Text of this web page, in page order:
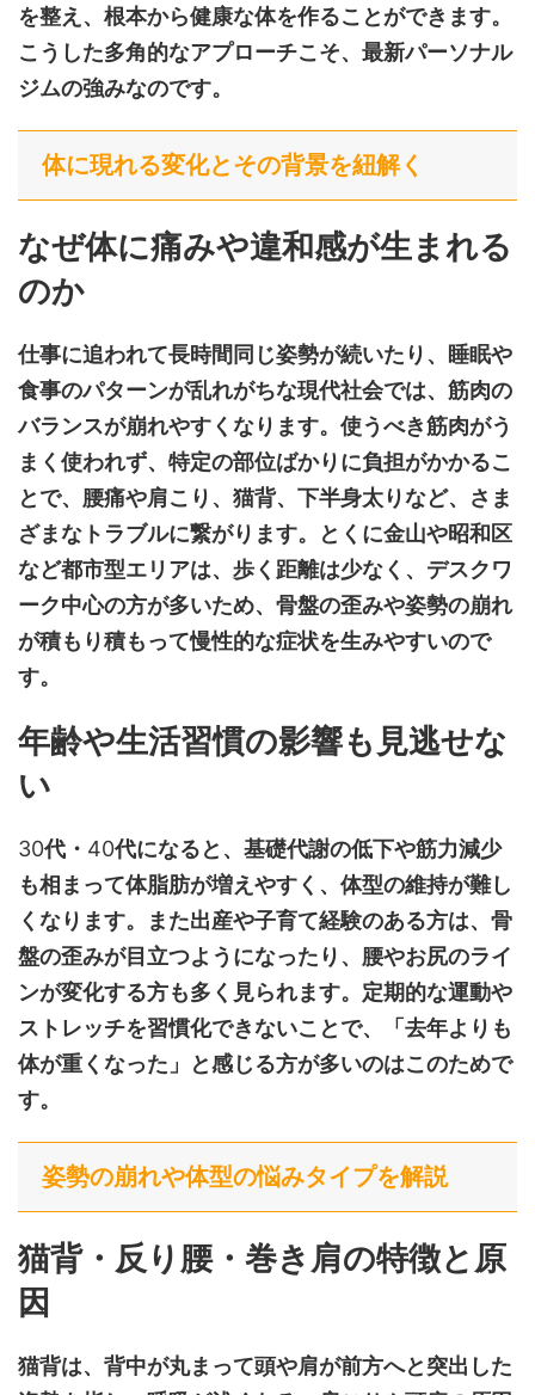
を整え、根本から健康な体を作ることができます。
こうした多角的なアプローチこそ、最新パーソナル
ジムの強みなのです。
体に現れる変化とその背景を紐解く
なぜ体に痛みや違和感が生まれる
のか
仕事に追われて長時間同じ姿勢が続いたり、睡眠や
食事のパターンが乱れがちな現代社会では、筋肉の
バランスが崩れやすくなります。使うべき筋肉がう
まく使われず、特定の部位ばかりに負担がかかるこ
とで、腰痛や肩こり、猫背、下半身太りなど、さま
ざまなトラブルに繋がります。とくに金山や昭和区
など都市型エリアは、歩く距離は少なく、デスクワ
ーク中心の方が多いため、骨盤の歪みや姿勢の崩れ
が積もり積もって慢性的な症状を生みやすいので
す。
年齢や生活習慣の影響も見逃せな
い
30代・ 40代になると、基礎代謝の低下や筋力減少
も相まって体脂肪が増えやすく、体型の維持が難し
くなります。また出産や子育て経験のある方は、骨
盤の歪みが目立つようになったり、腰やお尻のライ
ンが変化する方も多く見られます。定期的な運動や
ストレッチを習慣化できないことで、「去年よりも
体が重くなった」と感じる方が多いのはこのためで
す。
姿勢の崩れや体型の悩みタイプを解説
猫背・反り腰・巻き肩の特徴と原
因
猫背は、背中が丸まって頭や肩が前方へと突出した